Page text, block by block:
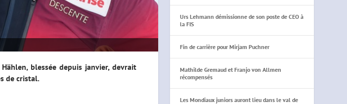
blessée depuis janvier, devrait
de cristal.
Urs Lehmann démissionne de son poste de CEO à
la FIS
Fin de carrière pour Mirjam Puchner
Mathilde Gremaud et Franjo von Allmen
récompensés
Les Mondiaux juniors auront lieu dans le val de